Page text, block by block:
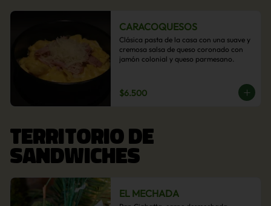
CARACOQUESOS
Clásica pasta de la casa con una suave y
cremosa salsa de queso coronado con
jamón colonial y queso parmesano.
$6.500
TERRITORIO DE
SANDWICHES
EL MECHADA